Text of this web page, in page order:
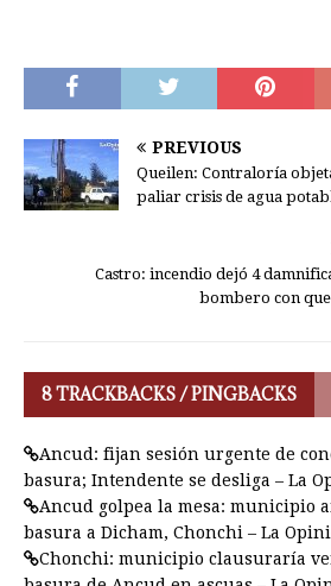
PREVIOUS
Queilen: Contraloría
paliar crisis de agua
Castro: incendio dejó 4
bombero con
8 TRACKBACKS / PINGBACKS
Ancud: fijan sesión urgente de
basura; Intendente se desliga – La
Ancud golpea la mesa: municipio
basura a Dicham, Chonchi – La
Chonchi: municipio clausuraría